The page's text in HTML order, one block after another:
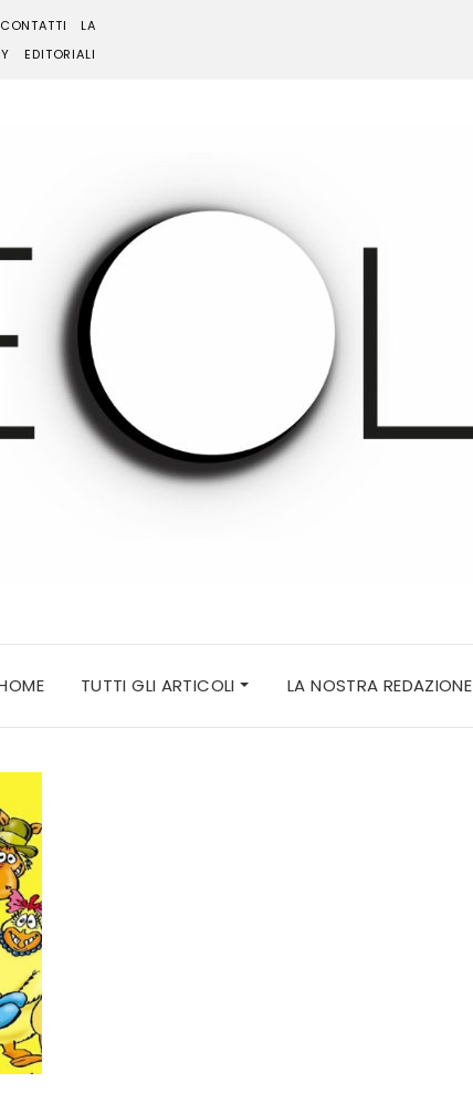
CONTATTI
LA
EDITORIALI
TUTTI GLI ARTICOLI LA NOSTRA REDAZIONE